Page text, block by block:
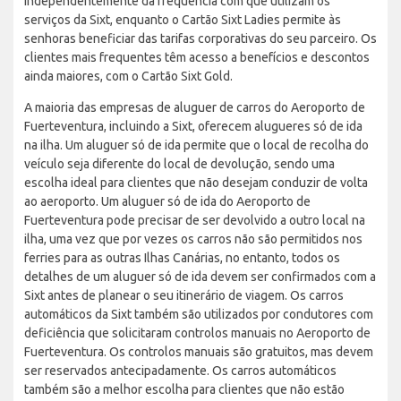
serviços da Sixt, enquanto o Cartão Sixt Ladies permite às
senhoras beneficiar das tarifas corporativas do seu parceiro. Os
clientes mais frequentes têm acesso a benefícios e descontos
ainda maiores, com o Cartão Sixt Gold.
A maioria das empresas de aluguer de carros do Aeroporto de
Fuerteventura, incluindo a Sixt, oferecem alugueres só de ida
na ilha. Um aluguer só de ida permite que o local de recolha do
veículo seja diferente do local de devolução, sendo uma
escolha ideal para clientes que não desejam conduzir de volta
ao aeroporto. Um aluguer só de ida do Aeroporto de
Fuerteventura pode precisar de ser devolvido a outro local na
ilha, uma vez que por vezes os carros não são permitidos nos
ferries para as outras Ilhas Canárias, no entanto, todos os
detalhes de um aluguer só de ida devem ser confirmados com a
Sixt antes de planear o seu itinerário de viagem. Os carros
automáticos da Sixt também são utilizados por condutores com
deficiência que solicitaram controlos manuais no Aeroporto de
Fuerteventura. Os controlos manuais são gratuitos, mas devem
ser reservados antecipadamente. Os carros automáticos
também são a melhor escolha para clientes que não estão